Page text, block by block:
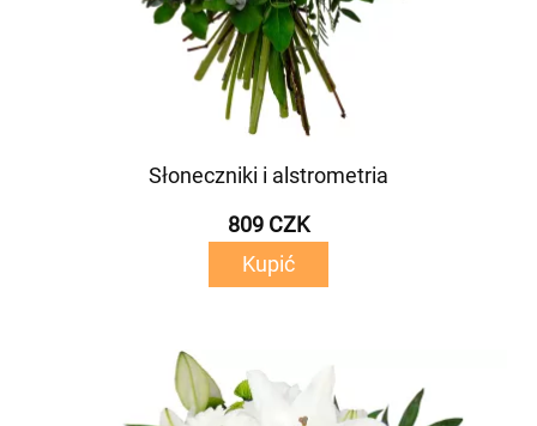
Słoneczniki i alstrometria
809 CZK
Kupić